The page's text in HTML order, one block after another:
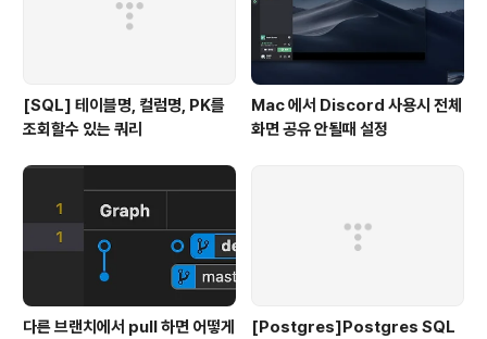
용이 생각이 안나는 경우..
[SQL] 테이블명, 컬럼명, PK를
조회할수 있는 쿼리
Mac 에서 Discord 사용시 전체
화면 공유 안될때 설정
다른 브랜치에서 pull 하면 어떻게
[Postgres]Postgres SQL